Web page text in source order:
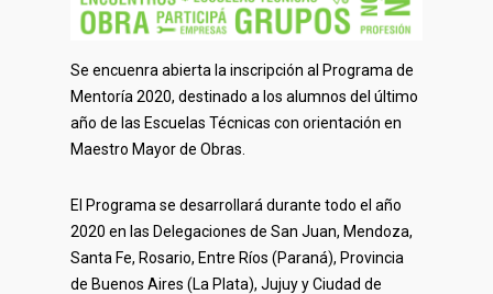
Se encuenra abierta la inscripción al Programa de
Mentoría 2020, destinado a los alumnos del último
año de las Escuelas Técnicas con orientación en
Maestro Mayor de Obras.
El Programa se desarrollará durante todo el año
2020 en las Delegaciones de San Juan, Mendoza,
Santa Fe, Rosario, Entre Ríos (Paraná), Provincia
de Buenos Aires (La Plata), Jujuy y Ciudad de